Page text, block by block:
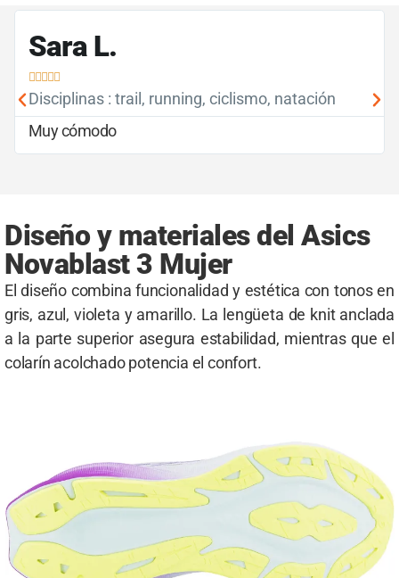
Sara L.

Disciplinas : trail, running, ciclismo, natación
Muy cómodo
Diseño y materiales del Asics
Novablast 3 Mujer
El diseño combina funcionalidad y estética con tonos en
gris, azul, violeta y amarillo. La lengüeta de knit anclada
a la parte superior asegura estabilidad, mientras que el
colarín acolchado potencia el confort.